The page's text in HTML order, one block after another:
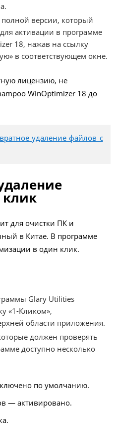
версии, который
активации в программе
18, нажав на ссылку
в соответствующем окне.
лицензию, не
WinOptimizer 18 до
удаление файлов с
клик
для очистки ПК и
в Китае. В программе
в один клик.
Glary Utilities
«1-Кликом»,
области приложения.
должен проверять
доступно несколько
по умолчанию.
— активировано.